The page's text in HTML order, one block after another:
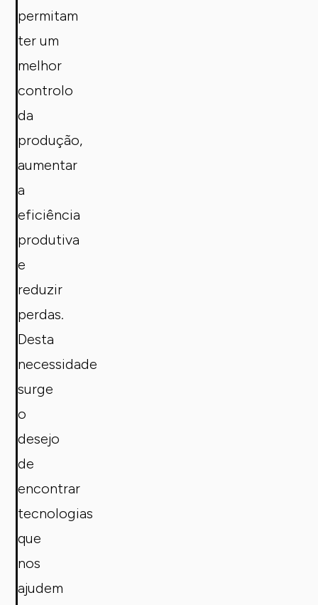
permitam
ter um
melhor
controlo
da
produção,
aumentar
a
eficiência
produtiva
e
reduzir
perdas.
Desta
necessidade
surge
o
desejo
de
encontrar
tecnologias
que
nos
ajudem